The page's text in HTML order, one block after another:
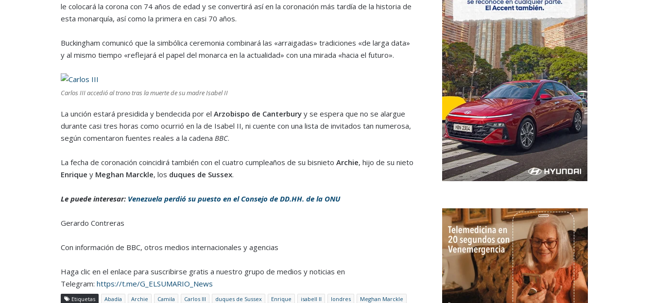
le colocará la corona con 74 años de edad y se convertirá así en la coronación más tardía de la historia de
esta monarquía, así como la primera en casi 70 años.
Buckingham comunicó que la simbólica ceremonia combinará las «arraigadas» tradiciones «de larga data»
y al mismo tiempo «reflejará el papel del monarca en la actualidad» con una mirada «hacia el futuro».
Carlos III accedió al trono tras la muerte de su madre Isabel II
La unción estará presidida y bendecida por el Arzobispo de Canterburyy se espera que no se alargue
durante casi tres horas como ocurrió en la de Isabel II, ni cuente con una lista de invitados tan numerosa,
según comentaron fuentes reales a la cadena BBC.
La fecha de coronación coincidirá también con el cuatro cumpleaños de su bisnieto Archie, hijo de su nieto
Enrique y Meghan Marckle, los duques de Sussex.
Le puede interesar: Venezuela perdió su puesto en el Consejo de DD.HH. de la ONU
Gerardo Contreras
Con información de BBC, otros medios internacionales y agencias
Haga clic en el enlace para suscribirse gratis a nuestro grupo de medios y noticias en
Telegram: https://t.me/G_ELSUMARIO_News
Etiquetas Abadía Archie Camila Carlos III duques de Sussex Enrique isabell II londres
Meghan Marckle